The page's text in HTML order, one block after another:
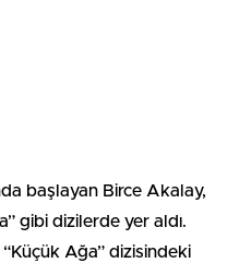
başlayan Birce Akalay,
gibi dizilerde yer aldı.
“Küçük Ağa” dizisindeki